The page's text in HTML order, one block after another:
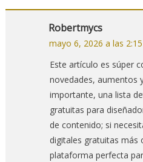
Robertmycs
mayo 6, 2026 a las
Este artículo es súper
novedades, aumentos
importante, una lista
gratuitas para
de contenido; si
digitales gratuitas más
plataforma perfecta